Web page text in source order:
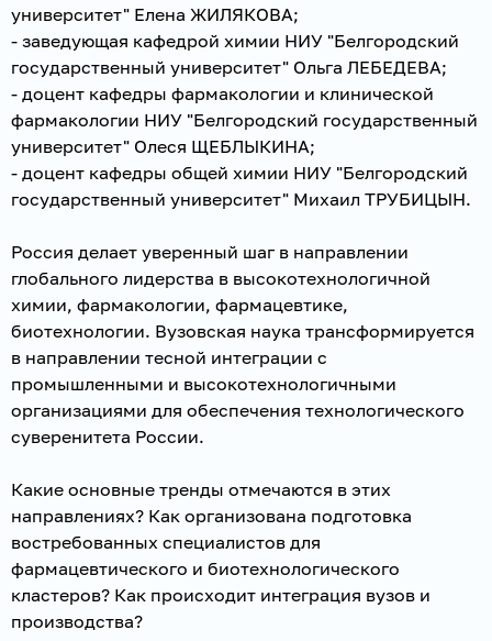
университет" Елена ЖИЛЯКОВА;
- заведующая кафедрой химии НИУ "Белгородский
государственный университет" Ольга ЛЕБЕДЕВА;
- доцент кафедры фармакологии и клинической
фармакологии НИУ "Белгородский государственный
университет" Олеся ЩЕБЛЫКИНА;
- доцент кафедры общей химии НИУ "Белгородский
государственный университет" Михаил ТРУБИЦЫН.
Россия делает уверенный шаг в направлении
глобального лидерства в высокотехнологичной
химии, фармакологии, фармацевтике,
биотехнологии. Вузовская наука трансформируется
в направлении тесной интеграции с
промышленными и высокотехнологичными
организациями для обеспечения технологического
суверенитета России.
Какие основные тренды отмечаются в этих
направлениях? Как организована подготовка
востребованных специалистов для
фармацевтического и биотехнологического
кластеров? Как происходит интеграция вузов и
производства?